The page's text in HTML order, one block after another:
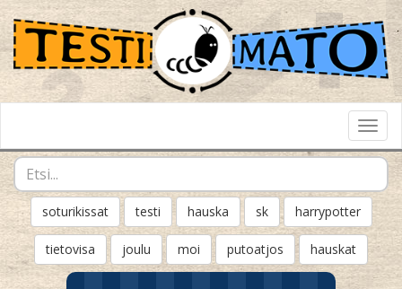
soturikissat testi hauska sk harrypotter
tietovisa joulu moi putoatjos hauskat